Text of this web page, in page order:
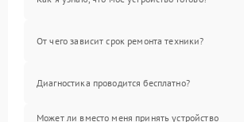
От чего зависит срок ремонта техники?
Диагностика проводится бесплатно?
Может ли вместо меня принять устройство